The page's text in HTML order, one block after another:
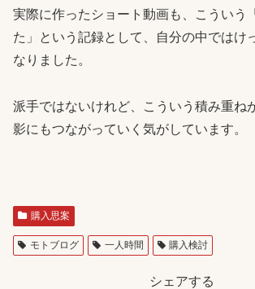
実際に作ったショート動画も、こういう
た」という記録として、自分の中ではけ
なりました。
派手ではないけれど、こういう積み重ね
影にもつながっていく気がしています。
購入思案
モトブログ 一人時間 購入検討
シェアする